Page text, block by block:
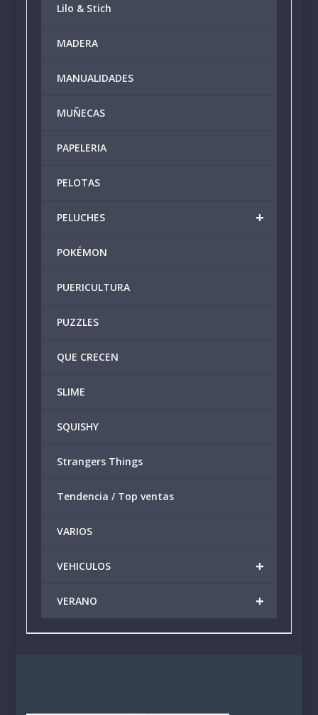
Lilo & Stich
MADERA
MANUALIDADES
MUÑECAS
PAPELERIA
PELOTAS
+
PELUCHES
POKÉMON
PUERICULTURA
PUZZLES
QUE CRECEN
SLIME
SQUISHY
Strangers Things
Tendencia / Top ventas
VARIOS
+
VEHICULOS
+
VERANO